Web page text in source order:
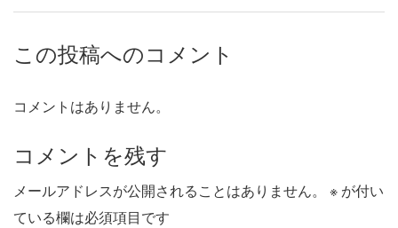
この投稿へのコメント
コメントはありません。
コメントを残す
メールアドレスが公開されることはありません。 ※ が付い
ている欄は必須項目です